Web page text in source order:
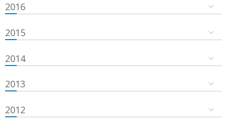
2016
2015
2014
2013
2012